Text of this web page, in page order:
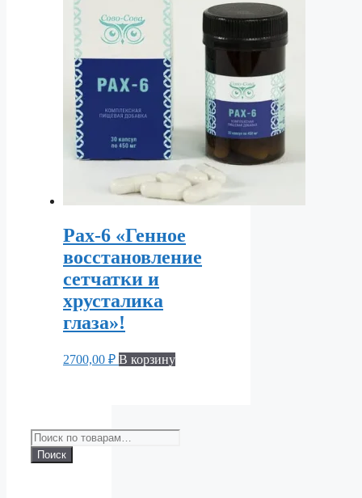
Рах-6 «Генное
восстановление
сетчатки и
хрусталика
глаза»!
2700,00 ₽ В корзину
Искать:
Поиск